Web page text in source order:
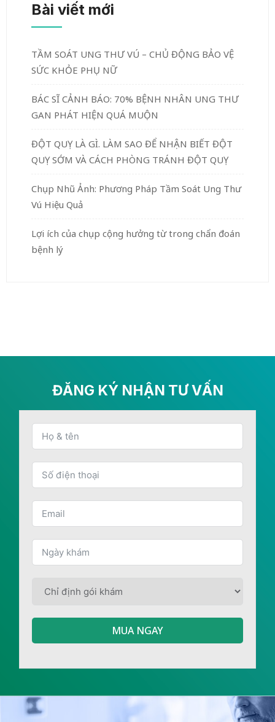
Bài viết mới
TẦM SOÁT UNG THƯ VÚ – CHỦ ĐỘNG BẢO VỆ
SỨC KHỎE PHỤ NỮ
BÁC SĨ CẢNH BÁO: 70% BỆNH NHÂN UNG THƯ
GAN PHÁT HIỆN QUÁ MUỘN
ĐỘT QUỴ LÀ GÌ. LÀM SAO ĐỂ NHẬN BIẾT ĐỘT
QUỴ SỚM VÀ CÁCH PHÒNG TRÁNH ĐỘT QUỴ
Chụp Nhũ Ảnh: Phương Pháp Tầm Soát Ung Thư
Vú Hiệu Quả
Lợi ích của chụp cộng hưởng từ trong chẩn đoán
bệnh lý
ĐĂNG KÝ NHẬN TƯ VẤN
MUA NGAY